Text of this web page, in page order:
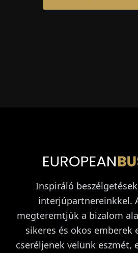
Inspiráló
interjúpartnereinkkel.
megteremtjük a bizalom
sikeres és okos emberek
cseréljenek velünk eszmét,